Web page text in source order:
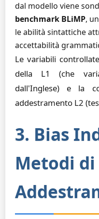
dal modello viene
benchmark BLiMP,
le abilità sintattiche
accettabilità
Le variabili
della L1 (che
dall'Inglese) e la
addestramento L2
3. Bias
Metodi di